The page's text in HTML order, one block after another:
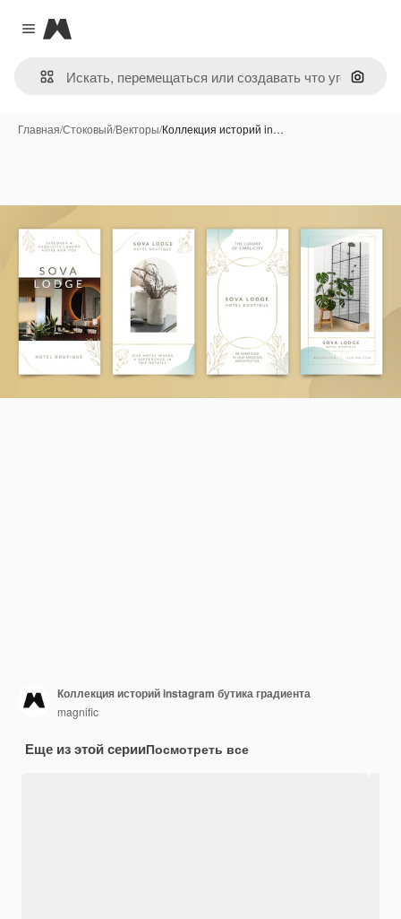
Close menu
Magnific
Поиск
Главная/Стоковый/Векторы/Коллекция историй in…
Коллекция историй instagram бутика градиента
magnific
Еще из этой серииПосмотреть все